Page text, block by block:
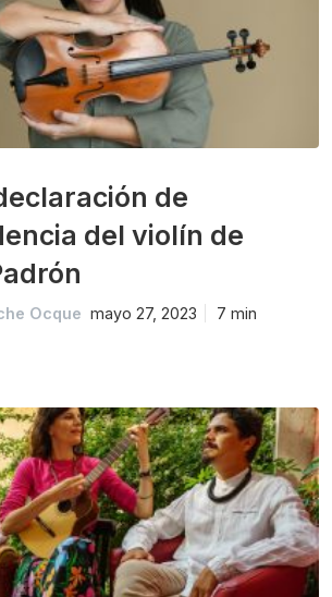
de
del violín de
Ocque mayo 27, 2023 7 min